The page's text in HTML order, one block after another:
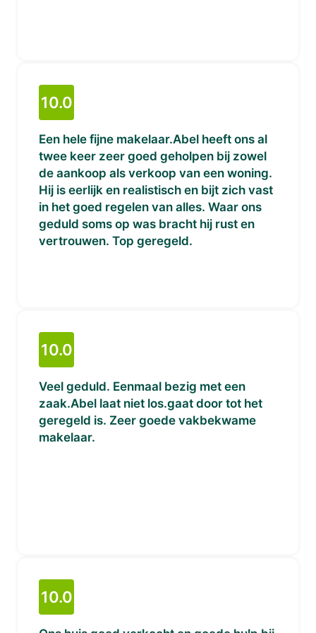
10.0
Een hele fijne makelaar.Abel heeft ons al
twee keer zeer goed geholpen bij zowel
de aankoop als verkoop van een woning.
Hij is eerlijk en realistisch en bijt zich vast
in het goed regelen van alles. Waar ons
geduld soms op was bracht hij rust en
vertrouwen. Top geregeld.
10.0
Veel geduld. Eenmaal bezig met een
zaak.Abel laat niet los.gaat door tot het
geregeld is. Zeer goede vakbekwame
makelaar.
10.0